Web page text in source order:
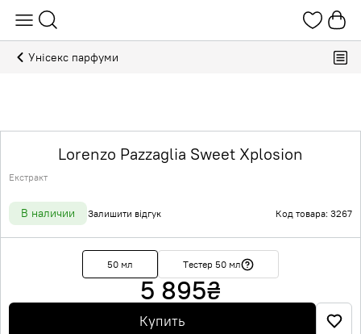
Унісекс парфуми
Lorenzo Pazzaglia Sweet Xplosion
Екстракт
В наличии Залишити відгук Код товара: 3267
50 мл Тестер 50 мл
5 895₴
Купить